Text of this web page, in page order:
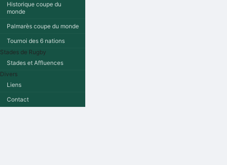
Historique coupe du
monde
Palmarès coupe du monde
Tournoi des 6 nations
Stades de Rugby
Stades et Affluences
Divers
Liens
Contact